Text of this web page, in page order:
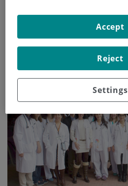
Settings
Reject
Accept